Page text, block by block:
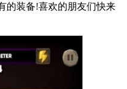
的装备!喜欢的朋友们快来